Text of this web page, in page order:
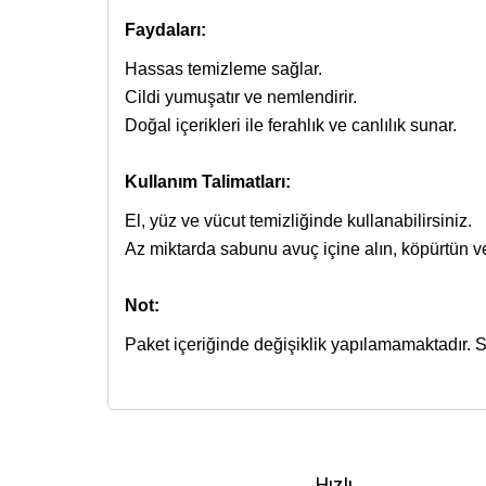
Faydaları:
Hassas temizleme sağlar.
Cildi yumuşatır ve nemlendirir.
Doğal içerikleri ile ferahlık ve canlılık sunar.
Kullanım Talimatları:
El, yüz ve vücut temizliğinde kullanabilirsiniz.
Az miktarda sabunu avuç içine alın, köpürtün
Not:
Paket içeriğinde değişiklik yapılamamaktadır.
İçerik bulunamadı.
dermokozmetik ürünlergibi internetten